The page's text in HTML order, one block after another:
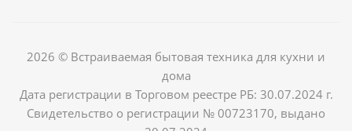
2026 © Встраиваемая бытовая техника для кухни и
дома
Дата регистрации в Торговом реестре РБ: 30.07.2024 г.
Свидетельство о регистрации № 00723170, выдано